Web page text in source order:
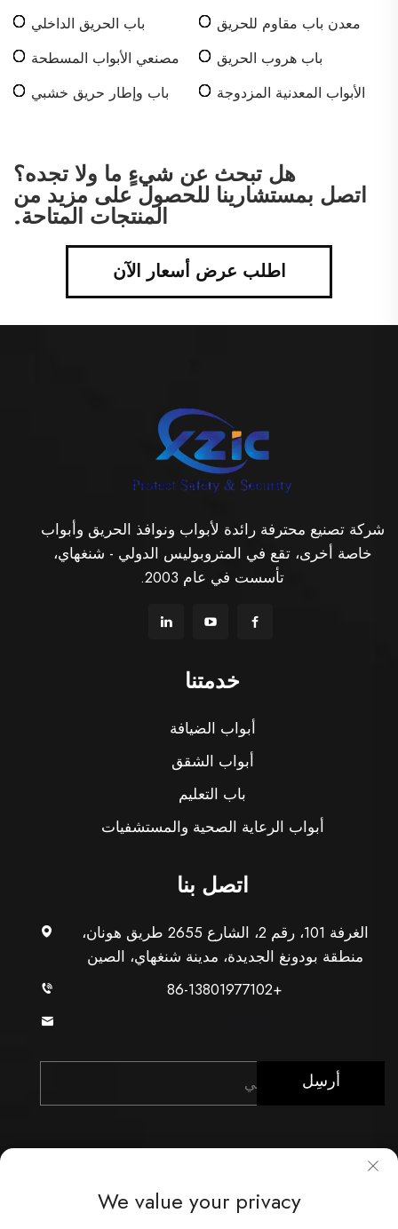
معدن باب مقاوم للحريق
باب الحريق الداخلي
باب هروب الحريق
مصنعي الأبواب المسطحة
الأبواب المعدنية المزدوجة
باب وإطار حريق خشبي
هل تبحث عن شيءٍ ما ولا تجده؟
اتصل بمستشارينا للحصول على مزيد من
المنتجات المتاحة.
اطلب عرض أسعار الآن
شركة تصنيع محترفة رائدة لأبواب ونوافذ الحريق وأبواب
خاصة أخرى، تقع في المتروبوليس الدولي - شنغهاي،
تأسست في عام 2003.
خدمتنا
أبواب الضيافة
أبواب الشقق
باب التعليم
أبواب الرعاية الصحية والمستشفيات
اتصل بنا
الغرفة 101، رقم 2، الشارع 2655 طريق هونان،
منطقة بودونغ الجديدة، مدينة شنغهاي، الصين
+86-13801977102
أرسِل
We value your privacy